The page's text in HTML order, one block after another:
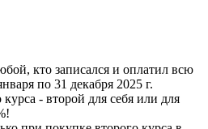
кто записался и оплатил всю
по 31 декабря 2025 г.
- второй для себя или для